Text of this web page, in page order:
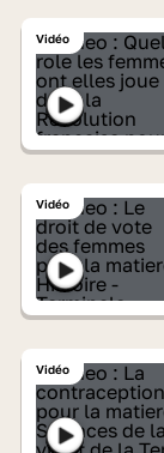
Vidéo
Vidéo
Vidéo